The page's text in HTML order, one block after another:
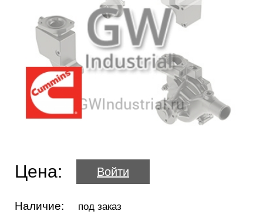
Цена: Войти
Наличие: под заказ